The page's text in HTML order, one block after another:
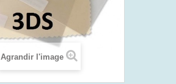
Agrandir l'image